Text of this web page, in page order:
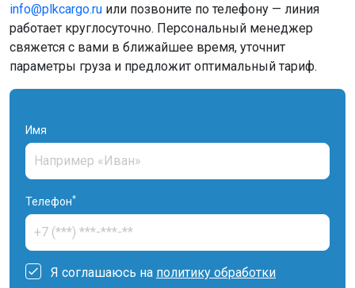
info@plkcargo.ru или позвоните по телефону — линия
работает круглосуточно. Персональный менеджер
свяжется с вами в ближайшее время, уточнит
параметры груза и предложит оптимальный тариф.
Имя
Телефон*
Я соглашаюсь на политику обработки